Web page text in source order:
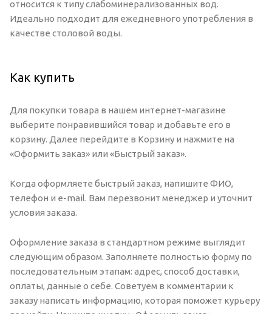
относится к типу слабоминерализованных вод.
Идеально подходит для ежедневного употребления в
качестве столовой воды.
Как купить
Для покупки товара в нашем интернет-магазине
выберите понравившийся товар и добавьте его в
корзину. Далее перейдите в Корзину и нажмите на
«Оформить заказ» или «Быстрый заказ».
Когда оформляете быстрый заказ, напишите ФИО,
телефон и e-mail. Вам перезвонит менеджер и уточнит
условия заказа.
Оформление заказа в стандартном режиме выглядит
следующим образом. Заполняете полностью форму по
последовательным этапам: адрес, способ доставки,
оплаты, данные о себе. Советуем в комментарии к
заказу написать информацию, которая поможет курьеру